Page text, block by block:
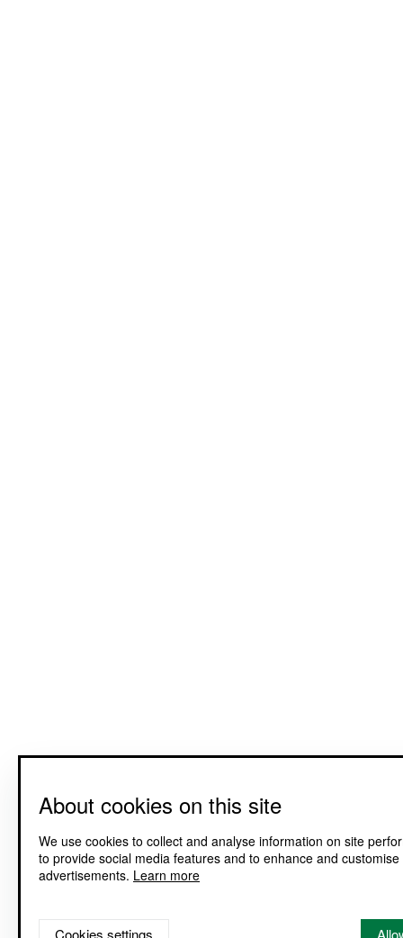
About cookies on this site
We use cookies to collect and analyse information on site
to provide social media features and to enhance and
advertisements. Learn more
Cookies settings